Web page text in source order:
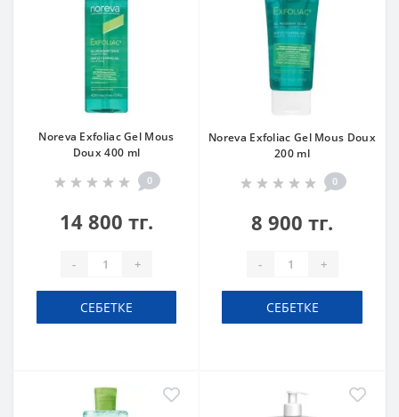
Noreva Exfoliac Gel Mous
Doux 400 ml
0
14 800 тг.
- +
СЕБЕТКЕ
Noreva Exfoliac Gel Mous Doux
200 ml
0
8 900 тг.
- +
СЕБЕТКЕ